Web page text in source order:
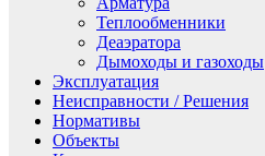
Теплообменники
Деаэратора
Дымоходы и газоходы
Эксплуатация
Неисправности / Решения
Нормативы
Объекты